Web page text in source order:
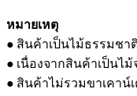
หมายเหตุ
● สินค้าเป็นไม้ธรรมชา
● เนื่องจากสินค้าเป็นไ
● สินค้าไม่รวมขาเคาน์